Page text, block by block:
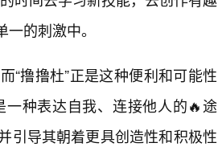
的刺激中。
“撸撸杜”正是这种便利和可能性
种表达自我、连接他人的🔥途
引导其朝着更具创造性和积极性